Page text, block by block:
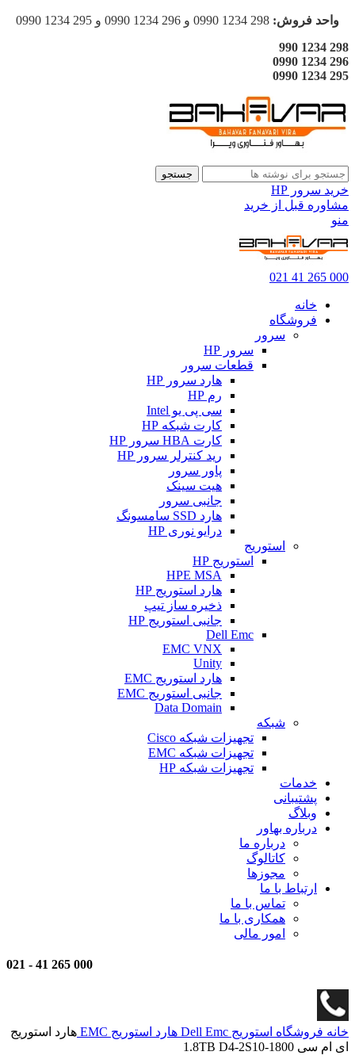
واحد فروش:
298 1234 990
296 1234 0990
295 1234 0990
جستجو
خرید سرور HP
مشاوره قبل از خرید
منو
000 265 41 021
خانه
فروشگاه
سرور
سرور HP
قطعات سرور
هارد سرور HP
رم HP
سی پی یو Intel
کارت شبکه HP
کارت HBA سرور HP
رید کنترلر سرور HP
پاور سرور
هیت سینک
جانبی سرور
هارد SSD سامسونگ
درایو نوری HP
استوریج
استوریج HP
HPE MSA
هارد استوریج HP
ذخیره ساز تیپ
جانبی استوریج HP
Dell Emc
EMC VNX
Unity
هارد استوریج EMC
جانبی استوریج EMC
Data Domain
شبکه
تجهیزات شبکه Cisco
تجهیزات شبکه EMC
تجهیزات شبکه HP
خدمات
پشتیبانی
وبلاگ
درباره بهاور
درباره ما
کاتالوگ
مجوزها
ارتباط با ما
تماس با ما
همکاری با ما
امور مالی
000 265 41
-
خانه فروشگاه استوریج Dell Emc هارد استوریج EMC
هارد استوریج
ای ام سی 1.8TB D4-2S10-1800